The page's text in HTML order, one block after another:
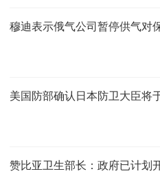
穆迪表示俄气公司暂停供气对
美国防部确认日本防卫大臣将
赞比亚卫生部长：政府已计划